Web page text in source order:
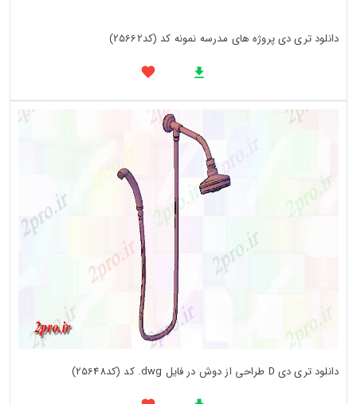
دانلود تری دی پروژه های مدرسه نمونه کد (کد25662)
دانلود تری دی D طراحی از دوش در فایل dwg. کد (کد25648)